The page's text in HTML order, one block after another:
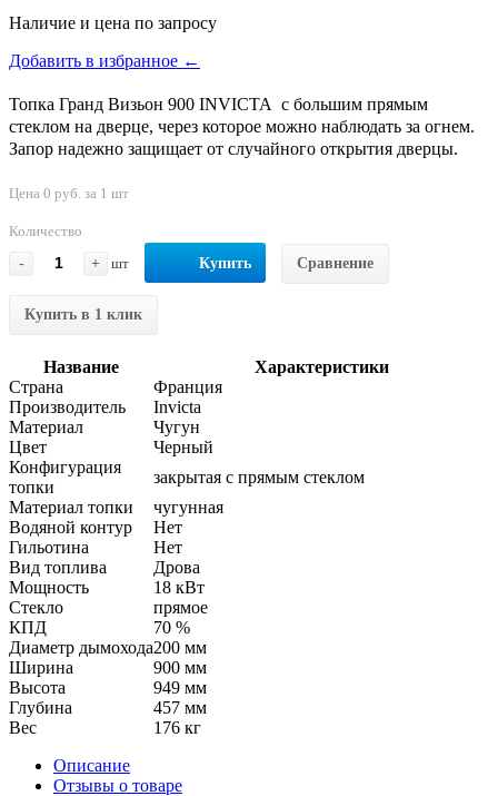
Наличие и цена по запросу
Добавить в избранное ←
Топка Гранд Визьон 900 INVICTA с большим прямым
стеклом на дверце, через которое можно наблюдать за огнем.
Запор надежно защищает от случайного открытия дверцы.
Цена 0 руб. за 1 шт
Количество
-
+ шт Купить Сравнение
Купить в 1 клик
Название
Характеристики
Страна
Франция
Производитель
Invicta
Материал
Чугун
Цвет
Черный
Конфигурация
топки
закрытая с прямым стеклом
Материал топки
чугунная
Водяной контур
Нет
Гильотина
Нет
Вид топлива
Дрова
Мощность
18 кВт
Стекло
прямое
КПД
70 %
Диаметр дымохода200 мм
Ширина
900 мм
Высота
949 мм
Глубина
457 мм
Вес
176 кг
Описание
Отзывы о товаре